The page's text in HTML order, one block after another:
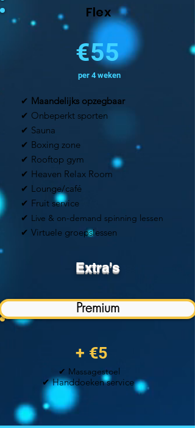
Flex
€55
per 4 weken​
✔ Maandelijks opzegbaar
✔ Onbeperkt sporten
✔ Sauna
✔ Boxing zone
✔ Rooftop gym
✔ Heaven Relax Room
✔ Lounge/café
✔ Fruit service
✔ Live & on-demand spinning lessen
✔ Virtuele groepslessen
Extra's
+ €5
✔ Massagestoel
✔ Handdoeken service
Premium